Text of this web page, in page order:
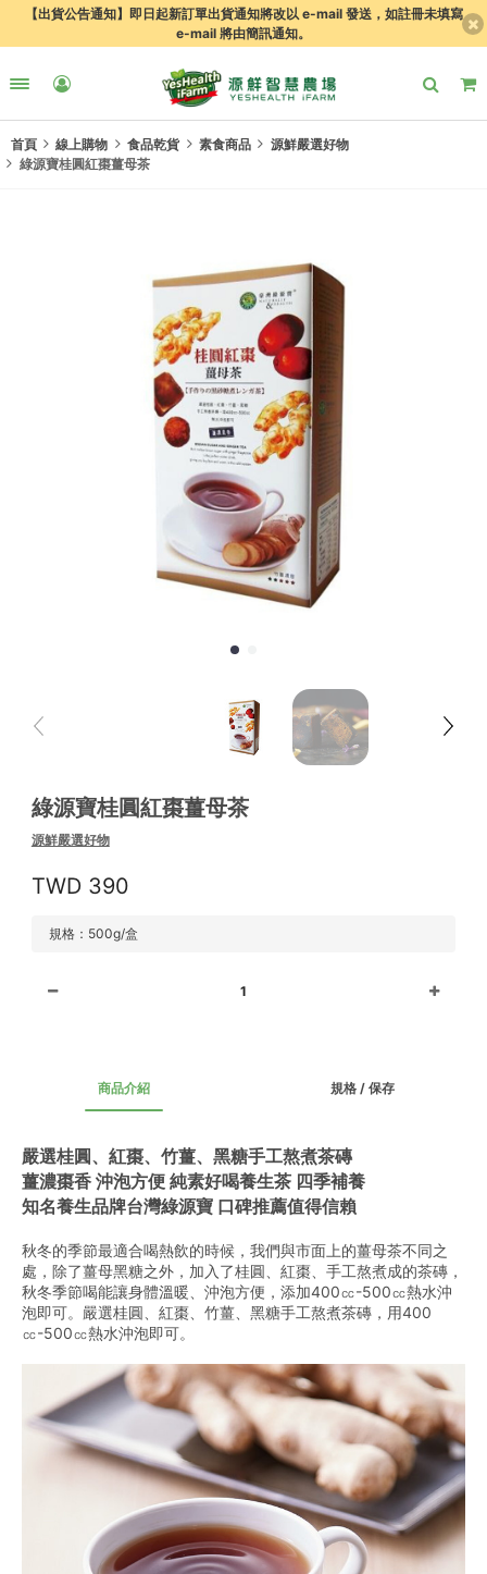
【出貨公告通知】即日起新訂單出貨通知將改以 e-mail 發送，如註冊未填寫
e-mail 將由簡訊通知。
首頁 線上購物 食品乾貨 素食商品
源鮮嚴選好物
綠源寶桂圓紅棗薑母茶
綠源寶桂圓紅棗薑母茶
源鮮嚴選好物
390
規格：500g/盒
1
商品介紹 規格 / 保存
嚴選桂圓、紅棗、竹薑、黑糖手工熬煮茶磚
薑濃棗香 沖泡方便 純素好喝養生茶 四季補養
知名養生品牌台灣綠源寶 口碑推薦值得信賴
秋冬的季節最適合喝熱飲的時候，我們與市面上的薑母茶不同之
處，除了薑母黑糖之外，加入了桂圓、紅棗、手工熬煮成的茶磚，
秋冬季節喝能讓身體溫暖、沖泡方便，添加400㏄-500㏄熱水沖
泡即可。嚴選桂圓、紅棗、竹薑、黑糖手工熬煮茶磚，用400
㏄-500㏄熱水沖泡即可。